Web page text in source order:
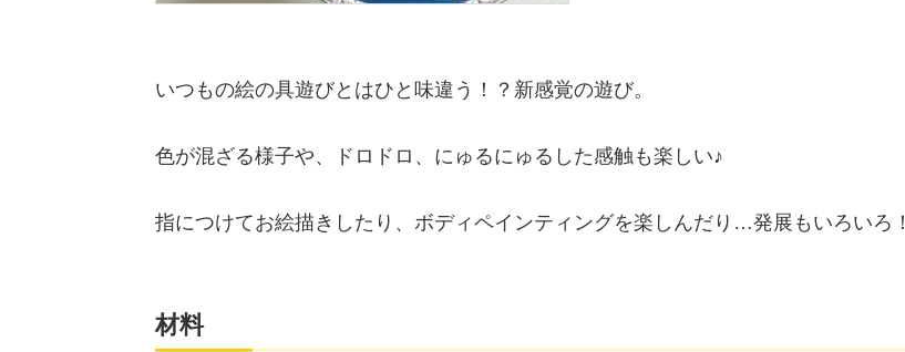
いつもの絵の具遊びとはひと味違う！？新感覚の遊び。
色が混ざる様子や、ドロドロ、にゅるにゅるした感触も楽しい♪
指につけてお絵描きしたり、ボディペインティングを楽しんだり…発展もいろいろ！
材料